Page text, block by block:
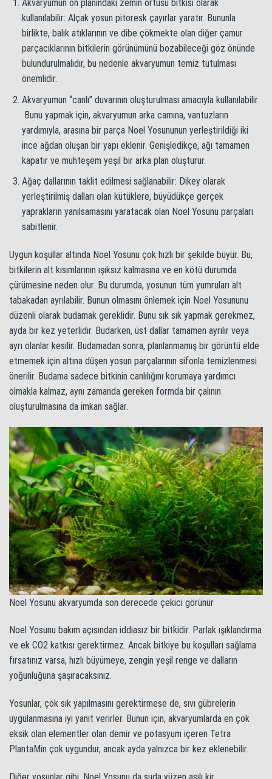
Akvaryumun ön planındaki zemin örtüsü bitkisi olarak
kullanılabilir: Alçak yosun pitoresk çayırlar yaratır. Bununla
birlikte, balık atıklarının ve dibe çökmekte olan diğer çamur
parçacıklarının bitkilerin görünümünü bozabileceği göz önünde
bulundurulmalıdır, bu nedenle akvaryumun temiz tutulması
önemlidir.
Akvaryumun “canlı” duvarının oluşturulması amacıyla kullanılabilir:
Bunu yapmak için, akvaryumun arka camına, vantuzların
yardımıyla, arasına bir parça Noel Yosununun yerleştirildiği iki
ince ağdan oluşan bir yapı eklenir. Genişledikçe, ağı tamamen
kapatır ve muhteşem yeşil bir arka plan oluşturur.
Ağaç dallarının taklit edilmesi sağlanabilir: Dikey olarak
yerleştirilmiş dalları olan kütüklere, büyüdükçe gerçek
yaprakların yanılsamasını yaratacak olan Noel Yosunu parçaları
sabitlenir.
Uygun koşullar altında Noel Yosunu çok hızlı bir şekilde büyür. Bu,
bitkilerin alt kısımlarının ışıksız kalmasına ve en kötü durumda
çürümesine neden olur. Bu durumda, yosunun tüm yumruları alt
tabakadan ayrılabilir. Bunun olmasını önlemek için Noel Yosununu
düzenli olarak budamak gereklidir. Bunu sık sık yapmak gerekmez,
ayda bir kez yeterlidir. Budarken, üst dallar tamamen ayrılır veya
ayrı olanlar kesilir. Budamadan sonra, planlanmamış bir görüntü elde
etmemek için altına düşen yosun parçalarının sifonla temizlenmesi
önerilir. Budama sadece bitkinin canlılığını korumaya yardımcı
olmakla kalmaz, aynı zamanda gereken formda bir çalının
oluşturulmasına da imkan sağlar.
Noel Yosunu akvaryumda son derecede çekici görünür
Noel Yosunu bakım açısından iddiasız bir bitkidir. Parlak ışıklandırma
ve ek CO2 katkısı gerektirmez. Ancak bitkiye bu koşulları sağlama
fırsatınız varsa, hızlı büyümeye, zengin yeşil renge ve dalların
yoğunluğuna şaşıracaksınız.
Yosunlar, çok sık yapılmasını gerektirmese de, sıvı gübrelerin
uygulanmasına iyi yanıt verirler. Bunun için, akvaryumlarda en çok
eksik olan elementler olan demir ve potasyum içeren Tetra
PlantaMin çok uygundur, ancak ayda yalnızca bir kez eklenebilir.